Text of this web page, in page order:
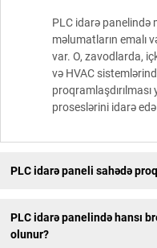
PLC idarə panelində
məlumatların emalı
var. O, zavodlarda,
və HVAC
proseslərini idarə
PLC idarə paneli sahədə
PLC idarə panelində hansı
olunur?